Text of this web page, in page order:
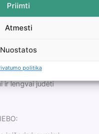
Priimti
Atmesti
Nuostatos
politika
PASTANGŲ:
svorio centro
priekinė pasukama
ir lengvai judėti